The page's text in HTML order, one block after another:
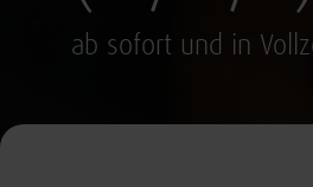
ab sofort und in